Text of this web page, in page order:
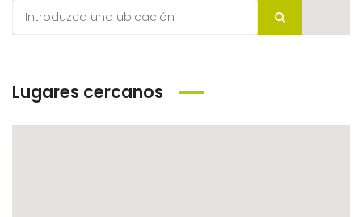
Lugares cercanos